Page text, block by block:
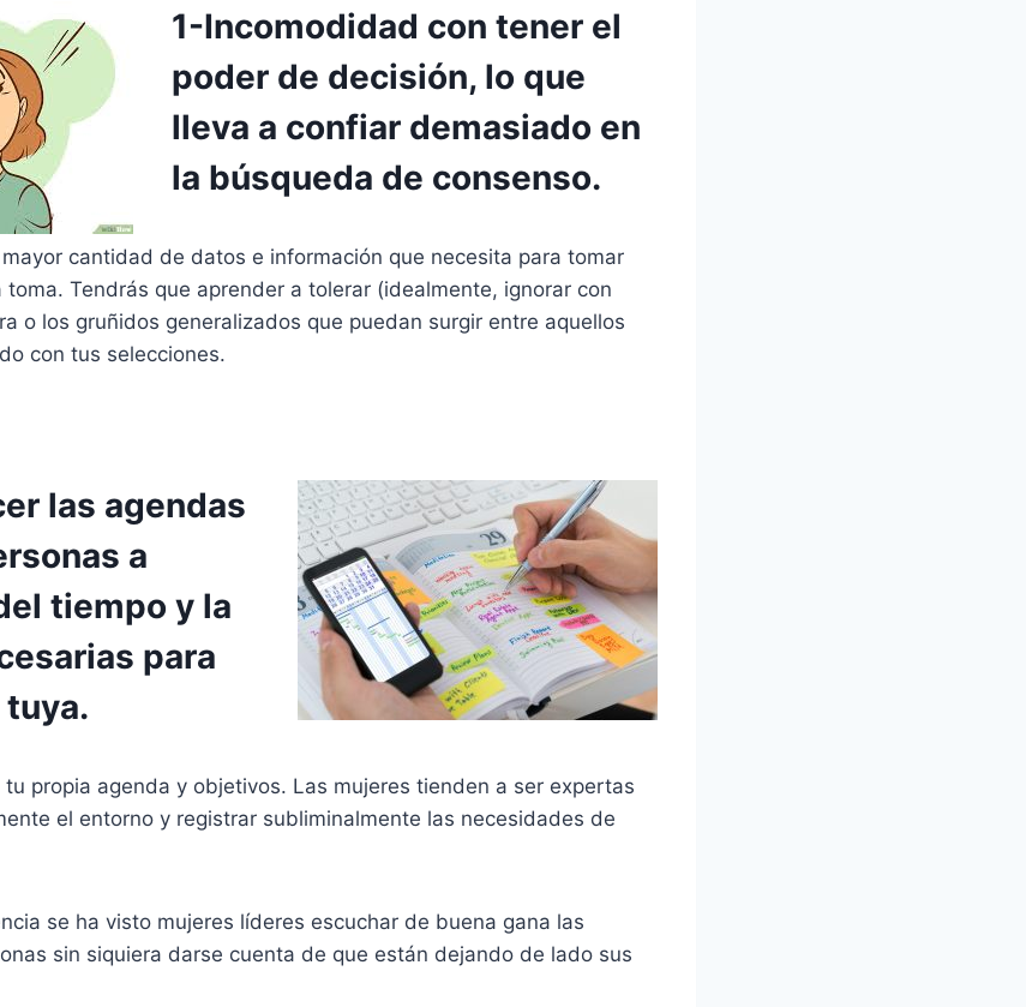
1-Incomodidad con tener el
poder de decisión, lo que
lleva a confiar demasiado en
la búsqueda de consenso.
cantidad de datos e información que necesita para tomar
toma. Tendrás que aprender a tolerar (idealmente, ignorar con
o los gruñidos generalizados que puedan surgir entre aquellos
con tus selecciones.
las agendas
a
tiempo y la
para
propia agenda y objetivos. Las mujeres tienden a ser expertas
el entorno y registrar subliminalmente las necesidades de
se ha visto mujeres líderes escuchar de buena gana las
sin siquiera darse cuenta de que están dejando de lado sus